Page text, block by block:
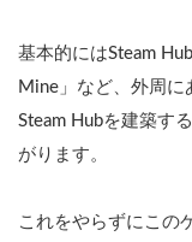
基本的にはSteam
Mine」など、外周に
Steam Hubを建築す
がります。
これをやらずにこの